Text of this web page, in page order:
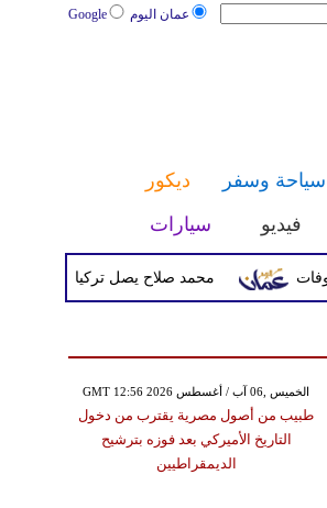
عمان اليوم Google
سياحة وسفر
ديكور
فيديو سيارات
محمد صلاح يصل تركيا الأربعاء لإتمام
GMT 12:56 2026 الخميس ,06 آب / أغسطس
طبيب من أصول مصرية يقترب من دخول
التاريخ الأميركي بعد فوزه بترشيح
الديمقراطيين